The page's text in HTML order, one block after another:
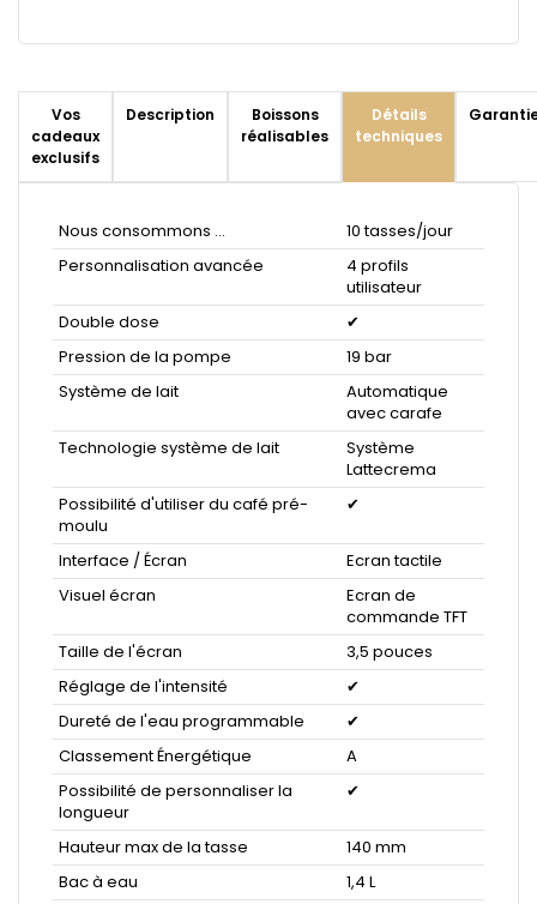
Vos
cadeaux
exclusifs
Description
Boissons
réalisables
Détails
techniques
Nous consommons ...
10 tasses/jour
Personnalisation avancée
4 profils
utilisateur
Double dose
✔
Pression de la pompe
19 bar
Système de lait
Automatique
avec carafe
Technologie système de lait
Système
Lattecrema
Possibilité d'utiliser du café pré-
moulu
✔
Interface / Écran
Ecran tactile
Visuel écran
Ecran de
commande TFT
Taille de l'écran
3,5 pouces
Réglage de l'intensité
✔
Dureté de l'eau programmable
✔
Classement Énergétique
A
Possibilité de personnaliser la
longueur
✔
Hauteur max de la tasse
140 mm
Bac à eau
1,4 L